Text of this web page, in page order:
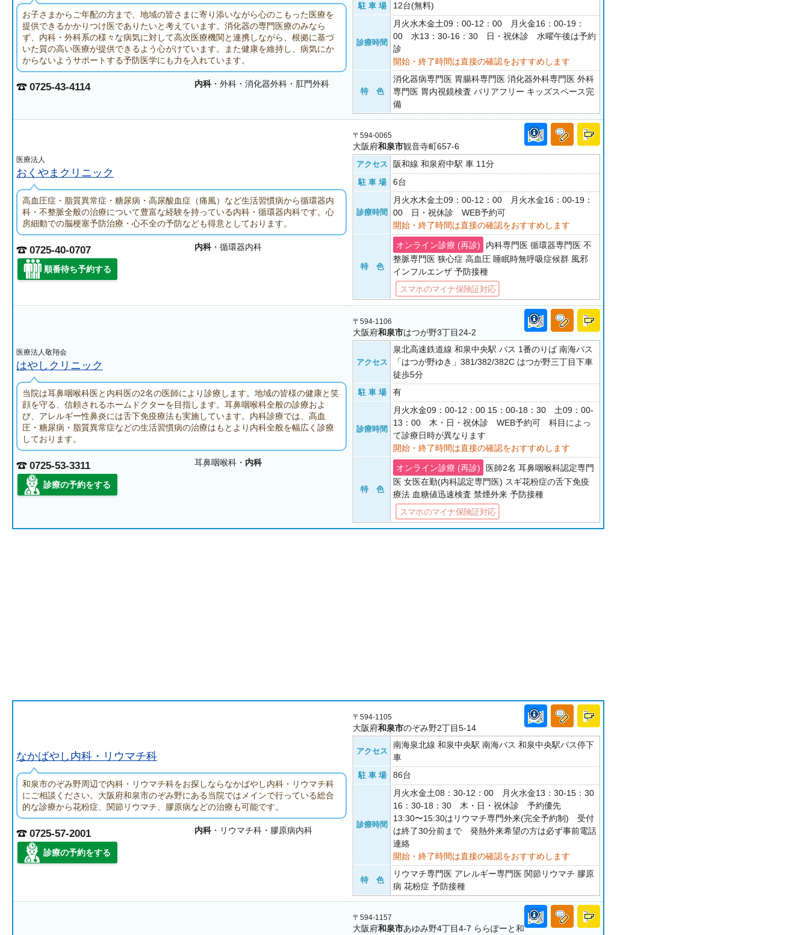
お子さまからご年配の方まで、地域の皆さまに寄り添いながら心のこもった医療を
提供できるかかりつけ医でありたいと考えています。消化器の専門医療のみなら
ず、内科・外科系の様々な病気に対して高次医療機関と連携しながら、根拠に基づ
いた質の高い医療が提供できるよう心がけています。また健康を維持し、病気にか
からないようサポートする予防医学にも力を入れています。
0725-43-4114 内科・外科・消化器外科・肛門外科
駐 車 場 12台(無料)
診療時間
月火水木金土09：00-12：00 月火金16：00-19：
00 水13：30-16：30 日・祝休診 水曜午後は予約
診
開始・終了時間は直接の確認をおすすめします
特 色
消化器病専門医 胃腸科専門医 消化器外科専門医 外科
専門医 胃内視鏡検査 バリアフリー キッズスペース完
備
医療法人
おくやまクリニック
高血圧症・脂質異常症・糖尿病・高尿酸血症（痛風）など生活習慣病から循環器内
科・不整脈全般の治療について豊富な経験を持っている内科・循環器内科です。心
房細動での脳梗塞予防治療・心不全の予防なども得意としております。
0725-40-0707
順番待ち予約する
内科・循環器内科
〒594-0065
大阪府和泉市観音寺町657-6
アクセス 阪和線 和泉府中駅 車 11分
駐 車 場 6台
診療時間
月火水木金土09：00-12：00 月火水金16：00-19：
00 日・祝休診 WEB予約可
開始・終了時間は直接の確認をおすすめします
特 色
オンライン診療 (再診)
内科専門医 循環器専門医 不
整脈専門医 狭心症 高血圧 睡眠時無呼吸症候群 風邪
インフルエンザ 予防接種
スマホのマイナ保険証対応
医療法人敬翔会
はやしクリニック
当院は耳鼻咽喉科医と内科医の2名の医師により診療します。地域の皆様の健康と笑
顔を守る、信頼されるホームドクターを目指します。耳鼻咽喉科全般の診療およ
び、アレルギー性鼻炎には舌下免疫療法も実施しています。内科診療では、高血
圧・糖尿病・脂質異常症などの生活習慣病の治療はもとより内科全般を幅広く診療
しております。
0725-53-3311
診療の予約をする
耳鼻咽喉科・ 内科
〒594-1106
大阪府和泉市はつが野3丁目24-2
アクセス
泉北高速鉄道線 和泉中央駅 バス 1番のりば 南海バス
「はつが野ゆき」381/382/382C はつが野三丁目下車
徒歩5分
駐 車 場 有
診療時間
月火水金09：00-12：00 15：00-18：30 土09：00-
13：00 木・日・祝休診 WEB予約可 科目によっ
て診療日時が異なります
開始・終了時間は直接の確認をおすすめします
特 色
オンライン診療 (再診)
医師2名 耳鼻咽喉科認定専門
医 女医在勤(内科認定専門医) スギ花粉症の舌下免疫
療法 血糖値迅速検査 禁煙外来 予防接種
スマホのマイナ保険証対応
なかばやし内科・リウマチ科
和泉市のぞみ野周辺で内科・リウマチ科をお探しならなかばやし内科・リウマチ科
にご相談ください。大阪府和泉市のぞみ野にある当院ではメインで行っている総合
的な診療から花粉症、関節リウマチ、膠原病などの治療も可能です。
0725-57-2001
診療の予約をする
内科・リウマチ科・膠原病内科
〒594-1105
大阪府和泉市のぞみ野2丁目5-14
アクセス
南海泉北線 和泉中央駅 南海バス 和泉中央駅バス停下
車
駐 車 場 86台
診療時間
月火水金土08：30-12：00 月火水金13：30-15：30
16：30-18：30 木・日・祝休診 予約優先
13:30〜15:30はリウマチ専門外来(完全予約制) 受付
は終了30分前まで 発熱外来希望の方は必ず事前電話
連絡
開始・終了時間は直接の確認をおすすめします
特 色
リウマチ専門医 アレルギー専門医 関節リウマチ 膠原
病 花粉症 予防接種
〒594-1157
大阪府和泉市あゆみ野4丁目4-7 ららぽーと和